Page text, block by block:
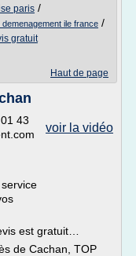
paris /
demenagement ile france /
gratuit
Haut de page
voir la vidéo
43
est gratuit…
de Cachan, TOP